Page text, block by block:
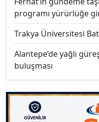
programı yürürlüğe
Trakya Üniversitesi
Alantepe’de yağlı
buluşması